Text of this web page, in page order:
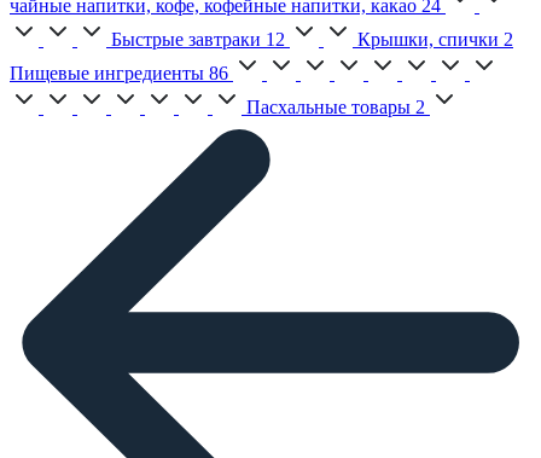
чайные напитки, кофе, кофейные напитки, какао 24
Быстрые завтраки 12 Крышки, спички 2
Пищевые ингредиенты 86
Пасхальные товары 2